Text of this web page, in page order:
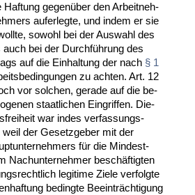
Haf­tung ge­genüber den Ar­beit­neh­
auf­er­leg­te, und in­dem er sie
so­wohl bei der Aus­wahl des
bei der Durchfüh­rung des
auf die Ein­hal­tung der nach § 1
zu ach­ten. Art. 12
vor sol­chen, ge­ra­de auf die be­
staat­li­chen Ein­grif­fen. Die­
war in­des ver­fas­sungs­
der Ge­setz­ge­ber mit der
für die Min­dest­
Nach­un­ter­neh­mer beschäftig­ten
le­gi­ti­me Zie­le ver­folg­te
be­ding­te Be­ein­träch­ti­gung